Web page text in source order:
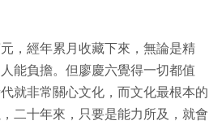
，經年累月收藏下來，無論是精
能負擔。但廖慶六覺得一切都值
就非常關心文化，而文化最根本的
二十年來，只要是能力所及，就會